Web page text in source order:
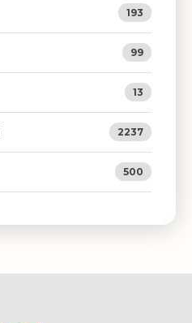
193
99
13
2237
500